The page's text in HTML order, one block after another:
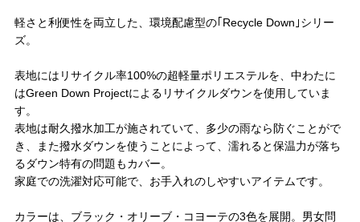
軽さと利便性を両立した、環境配慮型の｢Recycle Down｣シリー
ズ。
表地にはリサイクル率100%の超軽量ポリエステルを、中わたに
はGreen Down Projectによるリサイクルダウンを使用していま
す。
表地は耐久撥水加工が施されていて、多少の雨なら防ぐことがで
き、また撥水ダウンを使うことによって、濡れると保温力が落ち
るダウン特有の問題もカバー。
家庭での洗濯対応可能で、お手入れのしやすいアイテムです。
カラーは、ブラック・オリーブ・コヨーテの3色を展開。男女問